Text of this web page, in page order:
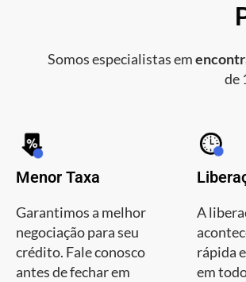
Somos especialistas em
de
Menor Taxa
Garantimos a melhor
negociação para seu
crédito. Fale conosco
antes de fechar em
A
rápida
em